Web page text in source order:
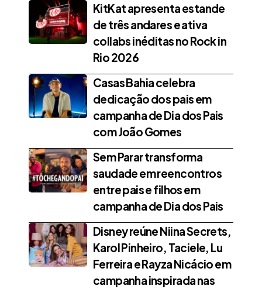
KitKat apresenta estande
de três andares e ativa
collabs inéditas no Rock in
Rio 2026
Casas Bahia celebra
dedicação dos pais em
campanha de Dia dos Pais
com João Gomes
Sem Parar transforma
saudade em reencontros
entre pais e filhos em
campanha de Dia dos Pais
Disney reúne Niina Secrets,
Karol Pinheiro, Taciele, Lu
Ferreira e Rayza Nicácio em
campanha inspirada nas